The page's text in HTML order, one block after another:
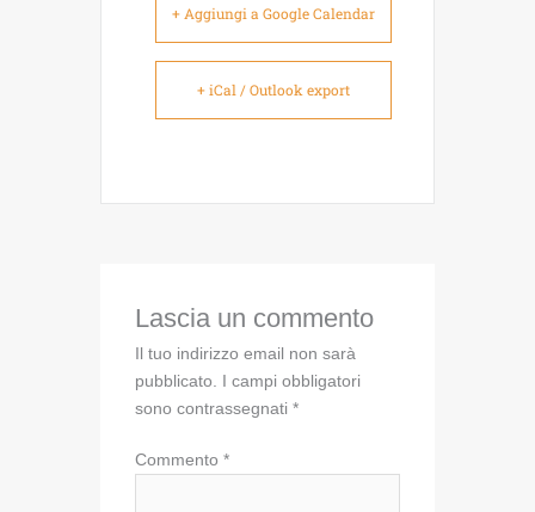
+ Aggiungi a Google Calendar
+ iCal / Outlook export
Lascia un commento
Il tuo indirizzo email non sarà
pubblicato.
I campi obbligatori
sono contrassegnati*
Commento*